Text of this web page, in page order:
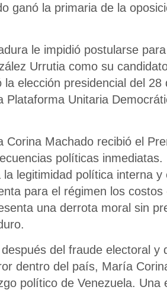
ganó la primaria de la
le impidió postularse
Urrutia como su
la elección presidencial del
Plataforma Unitaria
Corina Machado recibió el
políticas
la legitimidad política interna
para el régimen los
una derrota moral sin
del fraude electoral y
dentro del país, María
político de Venezuela.